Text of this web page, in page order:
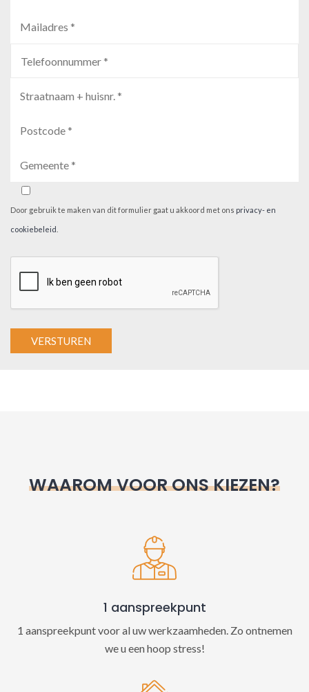
Door gebruik te maken van dit formulier gaat u akkoord met ons privacy- en
cookiebeleid
WAAROM VOOR ONS KIEZEN?
1 aanspreekpunt
1 aanspreekpunt voor al uw werkzaamheden. Zo ontnemen
we u een hoop stress!